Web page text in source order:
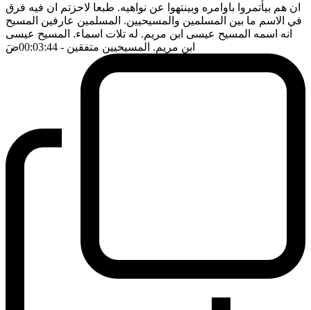
ان هم بيأتمروا باوامره وبينتهوا عن نواهيه. طبعا لاحزتم ان فيه فرق
في الاسم ما بين المسلمين والمسيحيين. المسلمين عارفين المسيح
انه اسمه المسيح عيسى ابن مريم. له تلات اسماء. المسيح عيسى
ابن مريم. المسيحيين متفقين - 00:03:44 ضَ